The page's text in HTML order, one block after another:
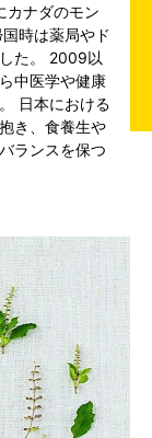
ナダのモン
時は薬局やド
た。 2009以
中医学や健康
日本における
き、食養生や
ランスを保つ